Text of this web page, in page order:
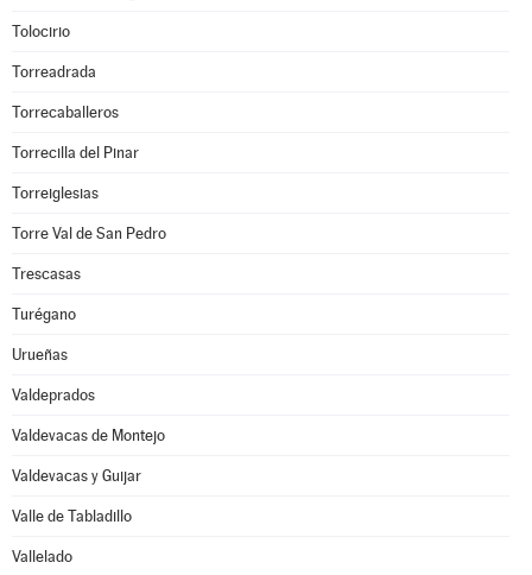
Tolocirio
Torreadrada
Torrecaballeros
Torrecilla del Pinar
Torreiglesias
Torre Val de San Pedro
Trescasas
Turégano
Urueñas
Valdeprados
Valdevacas de Montejo
Valdevacas y Guijar
Valle de Tabladillo
Vallelado